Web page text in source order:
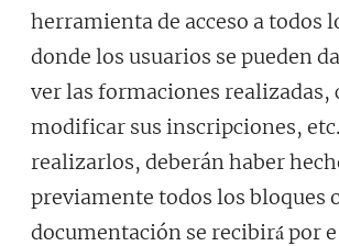
herramienta de acceso a todos
donde los usuarios se pueden
ver las formaciones realizadas,
modificar sus inscripciones,
realizarlos, deberán haber
previamente todos los bloques
documentación se recibirá́ por